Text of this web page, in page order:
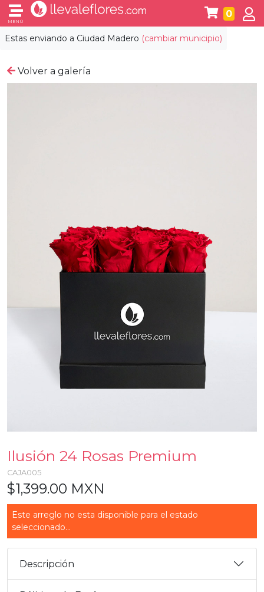
Estas enviando a Ciudad Madero (cambiar municipio)
MENÚ
0
Volver a galería
Ilusión 24 Rosas Premium
CAJA005
$1,399.00 MXN
Este arreglo no esta disponible para el estado
seleccionado...
Descripción